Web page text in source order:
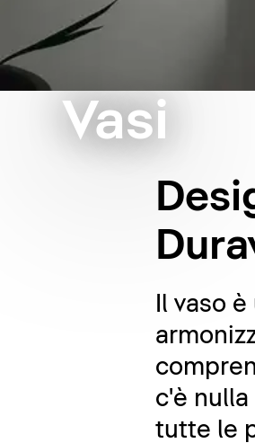
Vasi
Il vaso
c'è
tutte le